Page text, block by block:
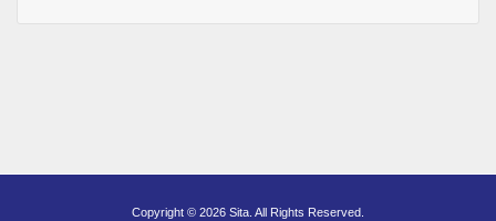
Copyright © 2026 Sita. All Rights Reserved.